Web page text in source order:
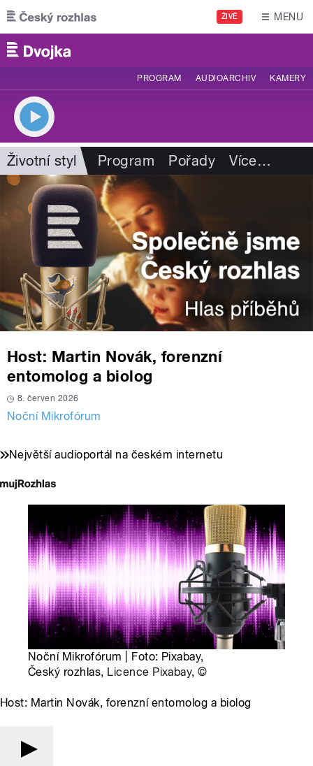
Přejít k hlavnímu obsahu
ŽIVĚ MENU
PROGRAM AUDIOARCHIV KAMERY
Životní styl Program Pořady Více…
Host: Martin Novák, forenzní
entomolog a biolog
8. červen 2026
Noční Mikrofórum
Největší audioportál na českém internetu
Noční Mikrofórum | Foto: Pixabay,
Český rozhlas, Licence Pixabay,©
Host: Martin Novák, forenzní entomolog a biolog